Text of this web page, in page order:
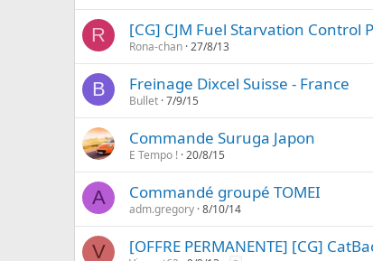
R [CG] CJM Fuel Starvation Control
Rona-chan 27/8/13
B Freinage Dixcel Suisse - France
Bullet 7/9/15
Commande Suruga Japon
E Tempo ! 20/8/15
A Commandé groupé TOMEI
adm.gregory 8/10/14
V [OFFRE PERMANENTE] [CG]